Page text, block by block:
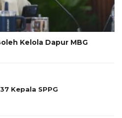
Kelola Dapur MBG
Kepala SPPG